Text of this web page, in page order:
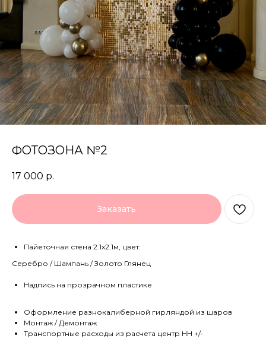
ФОТОЗОНА №2
17 000 р.
Заказать
Пайеточная стена 2.1х2.1м, цвет:
Серебро / Шампань / Золото Глянец
Надпись на прозрачном пластике
Оформление разнокалиберной гирляндой из шаров
Монтаж / Демонтаж
Транспортные расходы из расчета центр НН +/-